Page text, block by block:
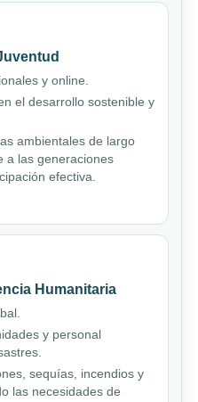
y online.
el desarrollo sostenible y
ambientales de largo
a las generaciones
efectiva.
Humanitaria
y personal
sequías, incendios y
las necesidades de